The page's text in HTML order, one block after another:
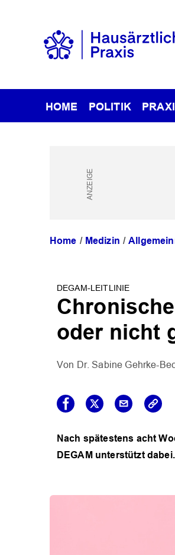
HOME POLITIK
Home Medizin
DEGAM-LEITLINIE
oder nicht
Dr. Sabine Gehrke-
Nach spätestens acht
DEGAM unterstützt dabei.